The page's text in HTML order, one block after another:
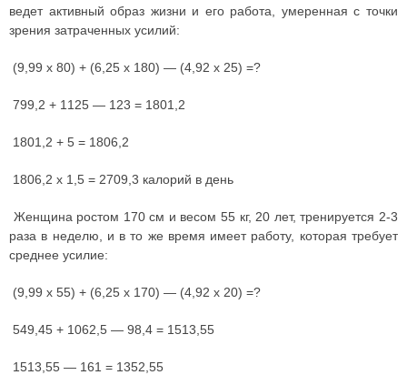
ведет активный образ жизни и его работа, умеренная с точки
зрения затраченных усилий:
(9,99 х 80) + (6,25 х 180) — (4,92 х 25) =?
799,2 + 1125 — 123 = 1801,2
1801,2 + 5 = 1806,2
1806,2 х 1,5 = 2709,3 калорий в день
Женщина ростом 170 см и весом 55 кг, 20 лет, тренируется 2-3
раза в неделю, и в то же время имеет работу, которая требует
среднее усилие:
(9,99 х 55) + (6,25 х 170) — (4,92 х 20) =?
549,45 + 1062,5 — 98,4 = 1513,55
1513,55 — 161 = 1352,55